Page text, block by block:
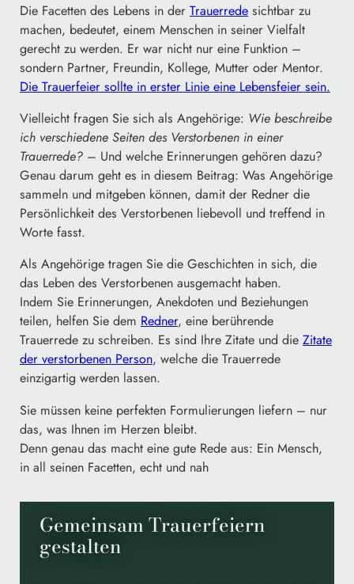
Die Facetten des Lebens in der Trauerrede sichtbar zu
machen, bedeutet, einem Menschen in seiner Vielfalt
gerecht zu werden. Er war nicht nur eine Funktion –
sondern Partner, Freundin, Kollege, Mutter oder Mentor.
Die Trauerfeier sollte in erster Linie eine Lebensfeier sein.
Vielleicht fragen Sie sich als Angehörige: Wie beschreibe
ich verschiedene Seiten des Verstorbenen in einer
Trauerrede? – Und welche Erinnerungen gehören dazu?
Genau darum geht es in diesem Beitrag: Was Angehörige
sammeln und mitgeben können, damit der Redner die
Persönlichkeit des Verstorbenen liebevoll und treffend in
Worte fasst.
Als Angehörige tragen Sie die Geschichten in sich, die
das Leben des Verstorbenen ausgemacht haben.
Indem Sie Erinnerungen, Anekdoten und Beziehungen
teilen, helfen Sie dem Redner, eine berührende
Trauerrede zu schreiben. Es sind Ihre Zitate und die Zitate
der verstorbenen Person, welche die Trauerrede
einzigartig werden lassen.
Sie müssen keine perfekten Formulierungen liefern – nur
das, was Ihnen im Herzen bleibt.
Denn genau das macht eine gute Rede aus: Ein Mensch,
in all seinen Facetten, echt und nah
Gemeinsam Trauerfeiern
gestalten